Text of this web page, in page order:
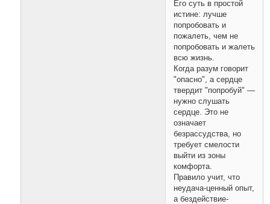
Его суть в простой
истине: лучше
попробовать и
пожалеть, чем не
попробовать и жалеть
всю жизнь.
Когда разум говорит
"опасно", а сердце
твердит "попробуй" —
нужно слушать
сердце. Это не
означает
безрассудства, но
требует смелости
выйти из зоны
комфорта.
Правило учит, что
неудача-ценный опыт,
а бездействие-